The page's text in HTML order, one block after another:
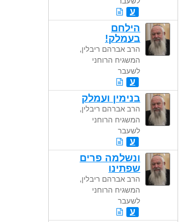
ע
הילחם
בעמלק!
הרב אברהם ריבלין,
המשגיח הרוחני
לשעבר
ע
בנימין ועמלק
הרב אברהם ריבלין,
המשגיח הרוחני
לשעבר
ע
ונשלמה פרים
שפתינו
הרב אברהם ריבלין,
המשגיח הרוחני
לשעבר
ע